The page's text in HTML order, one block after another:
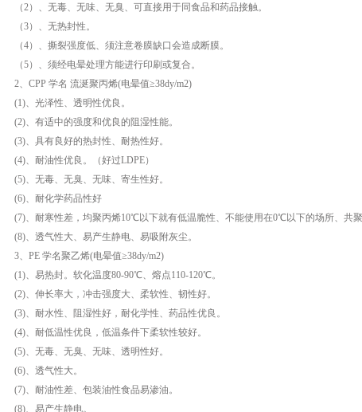
（2）、无毒、无味、无臭、可直接用于同食品和药品接触。
（3）、无热封性。
（4）、撕裂强度低、须注意卷膜缺口会造成断膜。
（5）、须经电晕处理方能进行印刷或复合。
2、CPP 学名 流涎聚丙烯(电晕值≥38dy/m2)
(1)、光泽性、透明性优良。
(2)、有适中的强度和优良的阻湿性能。
(3)、具有良好的热封性、耐热性好。
(4)、耐油性优良。（好过LDPE）
(5)、无毒、无臭、无味、寄生性好。
(6)、耐化学药品性好
(7)、耐寒性差，均聚丙烯10℃以下就有低温脆性、不能使用在0℃以下的场所、共聚
(8)、透气性大、易产生静电、易吸附灰尘。
3、PE 学名聚乙烯(电晕值≥38dy/m2)
(1)、易热封。软化温度80-90℃、熔点110-120℃。
(2)、伸长率大，冲击强度大、柔软性、韧性好。
(3)、耐水性、阻湿性好，耐化学性、药品性优良。
(4)、耐低温性优良，低温条件下柔软性较好。
(5)、无毒、无臭、无味、透明性好。
(6)、透气性大。
(7)、耐油性差、包装油性食品易渗油。
(8)、易产生静电。